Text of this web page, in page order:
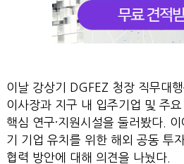
이날 강상기 DGFEZ 청장 직무대
이사장과 지구 내 입주기업 및 주요
핵심 연구·지원시설을 둘러봤다. 이
기 기업 유치를 위한 해외 공동 투
협력 방안에 대해 의견을 나눴다.